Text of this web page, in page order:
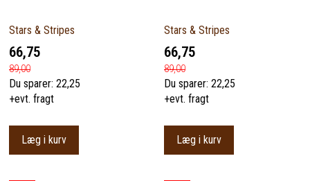
Stars & Stripes
66,75
89,00
Du sparer: 22,25
+evt. fragt
Læg i kurv
Stars & Stripes
66,75
89,00
Du sparer: 22,25
+evt. fragt
Læg i kurv